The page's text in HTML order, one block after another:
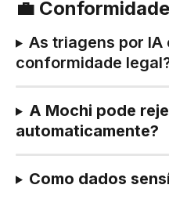
💼
As triagens por IA
conformidade
A Mochi pode
automaticamente?
Como dados